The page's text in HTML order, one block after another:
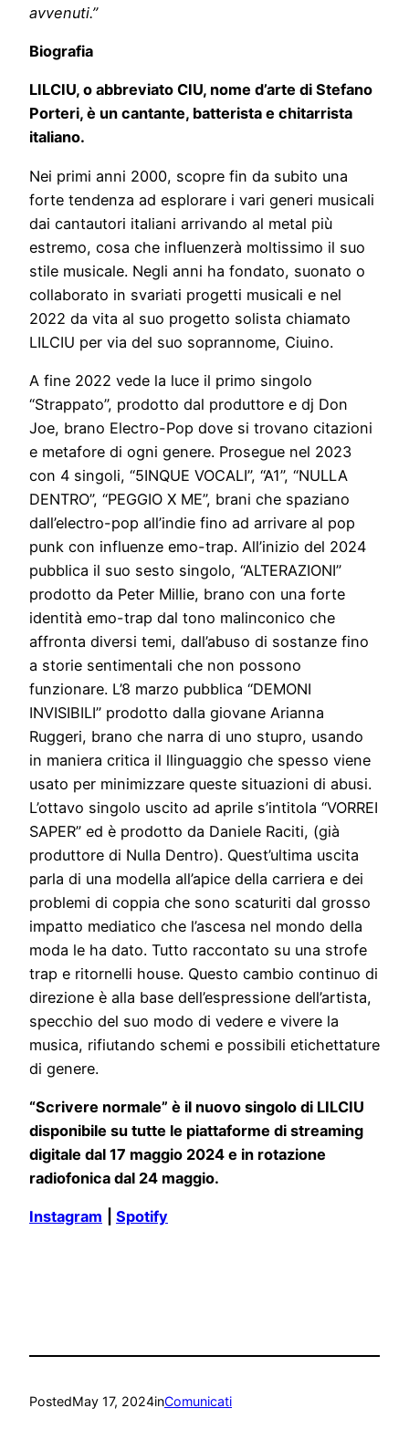
avvenuti.”
Biografia
LILCIU, o abbreviato CIU, nome d’arte di Stefano
Porteri, è un cantante, batterista e chitarrista
italiano.
Nei primi anni 2000, scopre fin da subito una
forte tendenza ad esplorare i vari generi musicali
dai cantautori italiani arrivando al metal più
estremo, cosa che influenzerà moltissimo il suo
stile musicale. Negli anni ha fondato, suonato o
collaborato in svariati progetti musicali e nel
2022 da vita al suo progetto solista chiamato
LILCIU per via del suo soprannome, Ciuino.
A fine 2022 vede la luce il primo singolo
“Strappato”, prodotto dal produttore e dj Don
Joe, brano Electro-Pop dove si trovano citazioni
e metafore di ogni genere. Prosegue nel 2023
con 4 singoli, “5INQUE VOCALI”, “A1”, “NULLA
DENTRO”, “PEGGIO X ME”, brani che spaziano
dall’electro-pop all’indie fino ad arrivare al pop
punk con influenze emo-trap. All’inizio del 2024
pubblica il suo sesto singolo, “ALTERAZIONI”
prodotto da Peter Millie, brano con una forte
identità emo-trap dal tono malinconico che
affronta diversi temi, dall’abuso di sostanze fino
a storie sentimentali che non possono
funzionare. L’8 marzo pubblica “DEMONI
INVISIBILI” prodotto dalla giovane Arianna
Ruggeri, brano che narra di uno stupro, usando
in maniera critica il llinguaggio che spesso viene
usato per minimizzare queste situazioni di abusi.
L’ottavo singolo uscito ad aprile s’intitola “VORREI
SAPER” ed è prodotto da Daniele Raciti, (già
produttore di Nulla Dentro). Quest’ultima uscita
parla di una modella all’apice della carriera e dei
problemi di coppia che sono scaturiti dal grosso
impatto mediatico che l’ascesa nel mondo della
moda le ha dato. Tutto raccontato su una strofe
trap e ritornelli house. Questo cambio continuo di
direzione è alla base dell’espressione dell’artista,
specchio del suo modo di vedere e vivere la
musica, rifiutando schemi e possibili etichettature
di genere.
“Scrivere normale” è il nuovo singolo di LILCIU
disponibile su tutte le piattaforme di streaming
digitale dal 17 maggio 2024 e in rotazione
radiofonica dal 24 maggio.
Instagram Spotify
PostedMay 17, 2024inComunicati